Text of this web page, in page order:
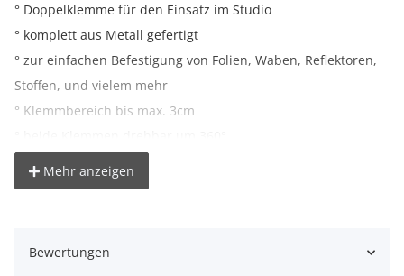
° Doppelklemme für den Einsatz im Studio
° komplett aus Metall gefertigt
° zur einfachen Befestigung von Folien, Waben, Reflektoren,
Stoffen, und vielem mehr
° Klemmbereich bis max. 3cm
Lieferumfang:
Mehr anzeigen
Bewertungen